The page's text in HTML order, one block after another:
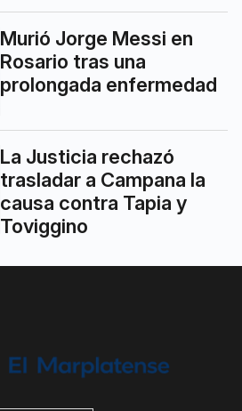
Murió Jorge Messi en
Rosario tras una
prolongada enfermedad
La Justicia rechazó
trasladar a Campana la
causa contra Tapia y
Toviggino